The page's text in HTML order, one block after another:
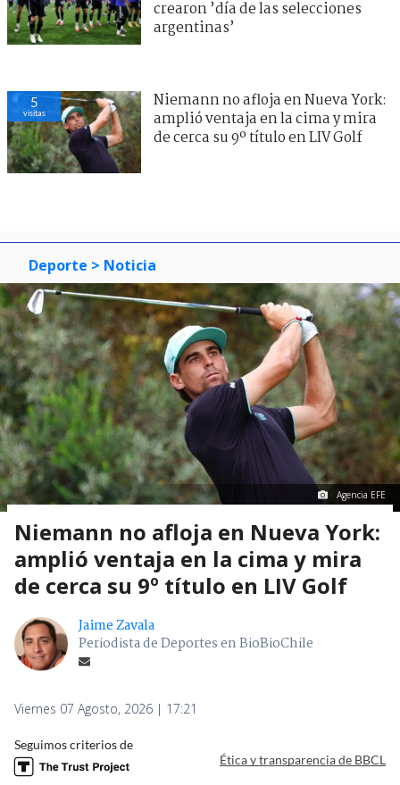
crearon ’día de las selecciones
argentinas’
15
visitas
Niemann no afloja en Nueva York:
amplió ventaja en la cima y mira
de cerca su 9º título en LIV Golf
Deporte > Noticia
Agencia EFE
Niemann no afloja en Nueva York:
amplió ventaja en la cima y mira
de cerca su 9º título en LIV Golf
Jaime Zavala
Periodista de Deportes en BioBioChile
Viernes 07 Agosto, 2026 | 17:21
Seguimos criterios de
Ética y transparencia de BBCL